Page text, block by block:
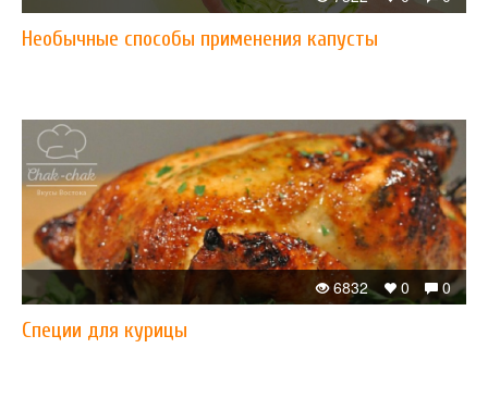
Необычные способы применения капусты
0
0
6832
Специи для курицы